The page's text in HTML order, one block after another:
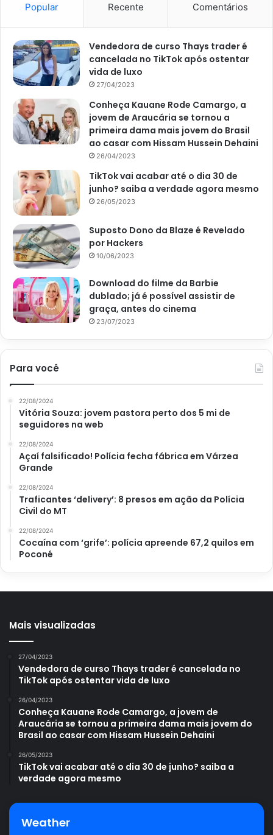
Popular Recente Comentários
Vendedora de curso Thays trader é
cancelada no TikTok após ostentar
vida de luxo
27/04/2023
Conheça Kauane Rode Camargo, a
jovem de Araucária se tornou a
primeira dama mais jovem do Brasil
ao casar com Hissam Hussein Dehaini
26/04/2023
TikTok vai acabar até o dia 30 de
junho? saiba a verdade agora mesmo
26/05/2023
Suposto Dono da Blaze é Revelado
por Hackers
10/06/2023
Download do filme da Barbie
dublado; já é possível assistir de
graça, antes do cinema
23/07/2023
Para você
22/08/2024
Vitória Souza: jovem pastora perto dos 5 mi de
seguidores na web
22/08/2024
Açaí falsificado! Polícia fecha fábrica em Várzea
Grande
22/08/2024
Traficantes ‘delivery’: 8 presos em ação da Polícia
Civil do MT
22/08/2024
Cocaína com ‘grife’: polícia apreende 67,2 quilos em
Poconé
Mais visualizadas
27/04/2023
Vendedora de curso Thays trader é cancelada no
TikTok após ostentar vida de luxo
26/04/2023
Conheça Kauane Rode Camargo, a jovem de
Araucária se tornou a primeira dama mais jovem do
Brasil ao casar com Hissam Hussein Dehaini
26/05/2023
TikTok vai acabar até o dia 30 de junho? saiba a
verdade agora mesmo
Weather